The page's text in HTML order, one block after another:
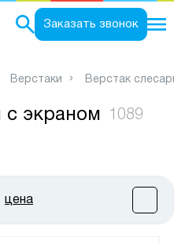
Заказать звонок
Верстаки Верстак
с экраном
1089
цена